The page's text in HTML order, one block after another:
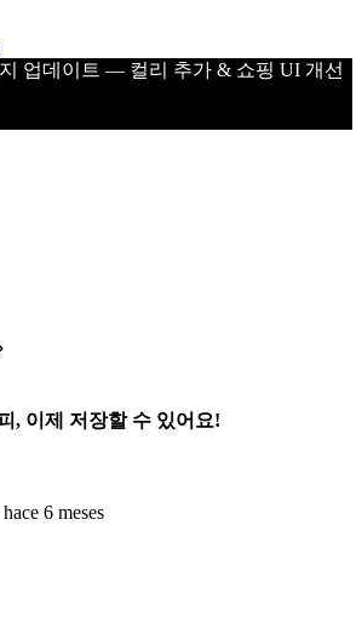
업데이트 — 컬리 추가 & 쇼핑 UI 개선
, 이제 저장할 수 있어요!
hace 6 meses